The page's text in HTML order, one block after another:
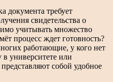
документа требует
свидетельства о
учитывать множество
процесс ждет готовность?
работающие, у кого нет
университете или
собой удобное